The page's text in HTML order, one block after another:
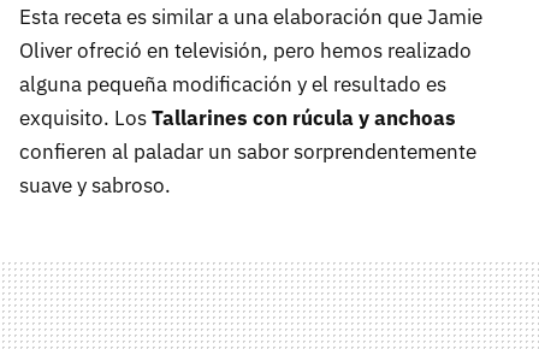
Esta receta es similar a una elaboración que Jamie
Oliver ofreció en televisión, pero hemos realizado
alguna pequeña modificación y el resultado es
exquisito. LosTallarines con rúcula y anchoas
confieren al paladar un sabor sorprendentemente
suave y sabroso.